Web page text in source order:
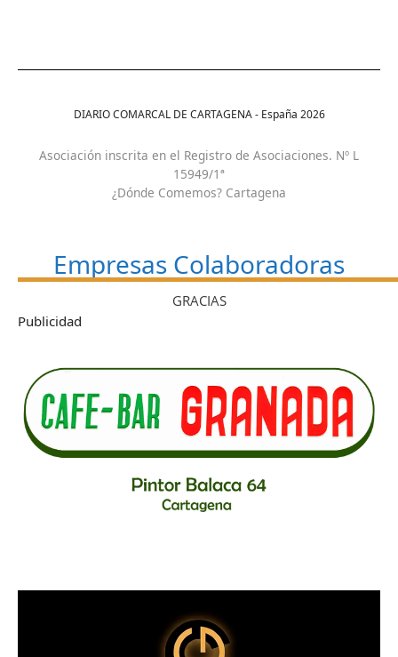
DIARIO COMARCAL DE CARTAGENA - España 2026
Asociación inscrita en el Registro de Asociaciones. Nº L
15949/1ª
¿Dónde Comemos? Cartagena
Empresas Colaboradoras
GRACIAS
Publicidad